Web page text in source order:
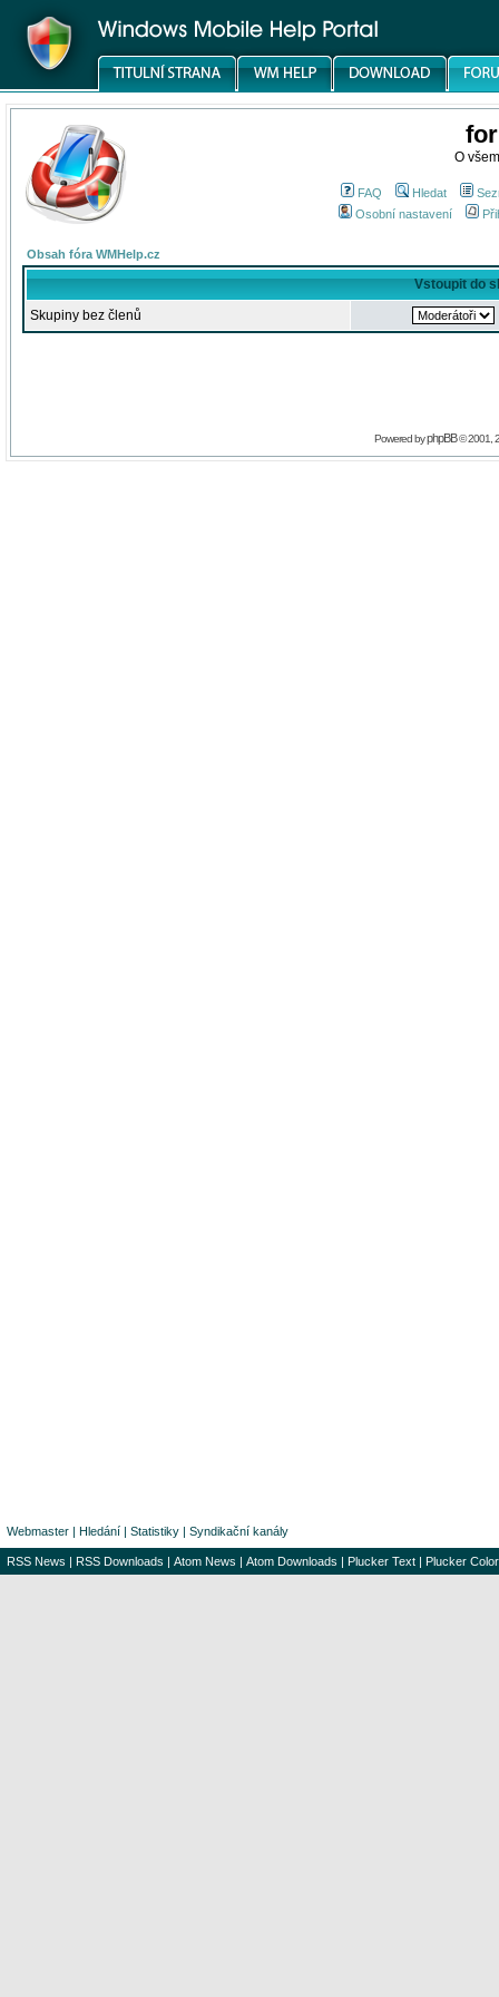
O
FAQ Hledat
Osobní nastavení
Obsah fóra WMHelp.cz
Vstoupit do
Skupiny bez členů
Powered byphpBB© 2001,
Webmaster | Hledání | Statistiky | Syndikační kanály
RSS News | RSS Downloads | Atom News | Atom Downloads | Plucker Text | Plucker Color